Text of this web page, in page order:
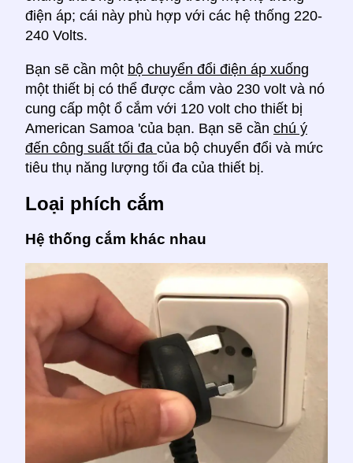
điện áp; cái này phù hợp với các hệ thống 220-
240 Volts.
Bạn sẽ cần một bộ chuyển đổi điện áp xuống
một thiết bị có thể được cắm vào 230 volt và nó
cung cấp một ổ cắm với 120 volt cho thiết bị
American Samoa 'của bạn. Bạn sẽ cần chú ý
đến công suất tối đa của bộ chuyển đổi và mức
tiêu thụ năng lượng tối đa của thiết bị.
Loại phích cắm
Hệ thống cắm khác nhau